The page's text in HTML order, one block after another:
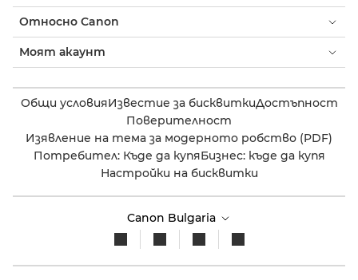
Относно Canon
Моят акаунт
Общи условияИзвестие за бисквиткиДостъпност
Поверителност
Изявление на тема за модерното робство (PDF)
Потребител: Къде да купяБизнес: къде да купя
Настройки на бисквитки
Canon Bulgaria